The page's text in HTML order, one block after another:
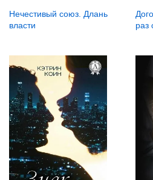
Нечестивый союз. Длань
власти
раз